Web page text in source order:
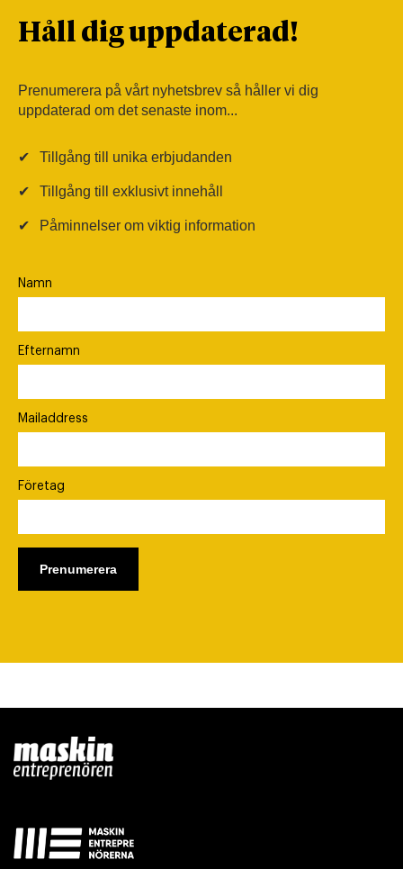
Håll dig uppdaterad!
Prenumerera på vårt nyhetsbrev så håller vi dig
uppdaterad om det senaste inom...
✔ Tillgång till unika erbjudanden
✔ Tillgång till exklusivt innehåll
✔ Påminnelser om viktig information
Namn
Efternamn
Mailaddress
Företag